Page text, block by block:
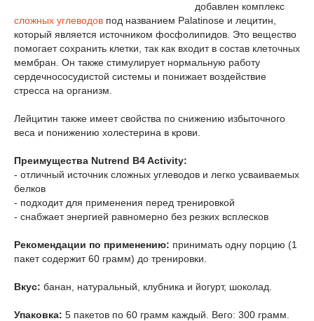
добавлен комплекс
сложных углеводов под названием Palatinose и лецитин,
который является источником фосфолипидов. Это вещество
помогает сохранить клетки, так как входит в состав клеточных
мембран. Он также стимулирует нормальную работу
сердечнососудистой системы и понижает воздействие
стресса на организм.
Лейцитин также имеет свойства по снижению избыточного
веса и понижению холестерина в крови.
Преимущества Nutrend B4 Activity:
- отличный источник сложных углеводов и легко усваиваемых
белков
- подходит для применения перед тренировкой
- снабжает энергией равномерно без резких всплесков
Рекомендации по применению: принимать одну порцию (1
пакет содержит 60 грамм) до тренировки.
Вкус: банан, натуральный, клубника и йогурт, шоколад.
Упаковка: 5 пакетов по 60 грамм каждый. Вего: 300 грамм.